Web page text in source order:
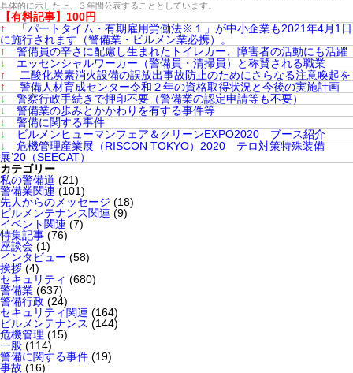
具体的に示した上、３年間公表することとしています。
【有料記事】100円
↑
「パートタイム・有期雇用労働法※１」が中小企業も2021年4月1日
に施行されます（警備業・ビルメン業必携）。
↑
警備員の辛さに配慮し生まれたトイレカー、障害者の活動にも活躍
↓
エッセンシャルワーカー（警備員・清掃員）と称賛される職業
↑
二酸化炭素消火設備の誤放出事故防止のためにさらなる注意喚起を
↑
警備人材育成センター令和２年の資格取得状況と今後の実施計画
↓
警察行政手続きで押印不要（警備業の認定申請等も不要）
↓
警備業の歩みとかかわりを有する事件等
↓
警備に関する事件
↓
ビルメンヒューマンフェア＆クリーンEXPO2020 ブース紹介
↓
危機管理産業展（RISCON TOKYO）2020 テロ対策特殊装備
展’20（SEECAT）
カテゴリー
私の警備道 (21)
警備業関連 (101)
先人からのメッセージ (18)
ビルメンテナンス関連 (9)
イベント関連 (7)
特集記事 (76)
座談会 (1)
インタビュー (58)
挨拶 (4)
セキュリティ (680)
警備業 (637)
警備行政 (24)
セキュリティ関連 (164)
ビルメンテナンス (144)
危機管理 (15)
一般 (114)
警備に関する事件 (19)
事故 (16)